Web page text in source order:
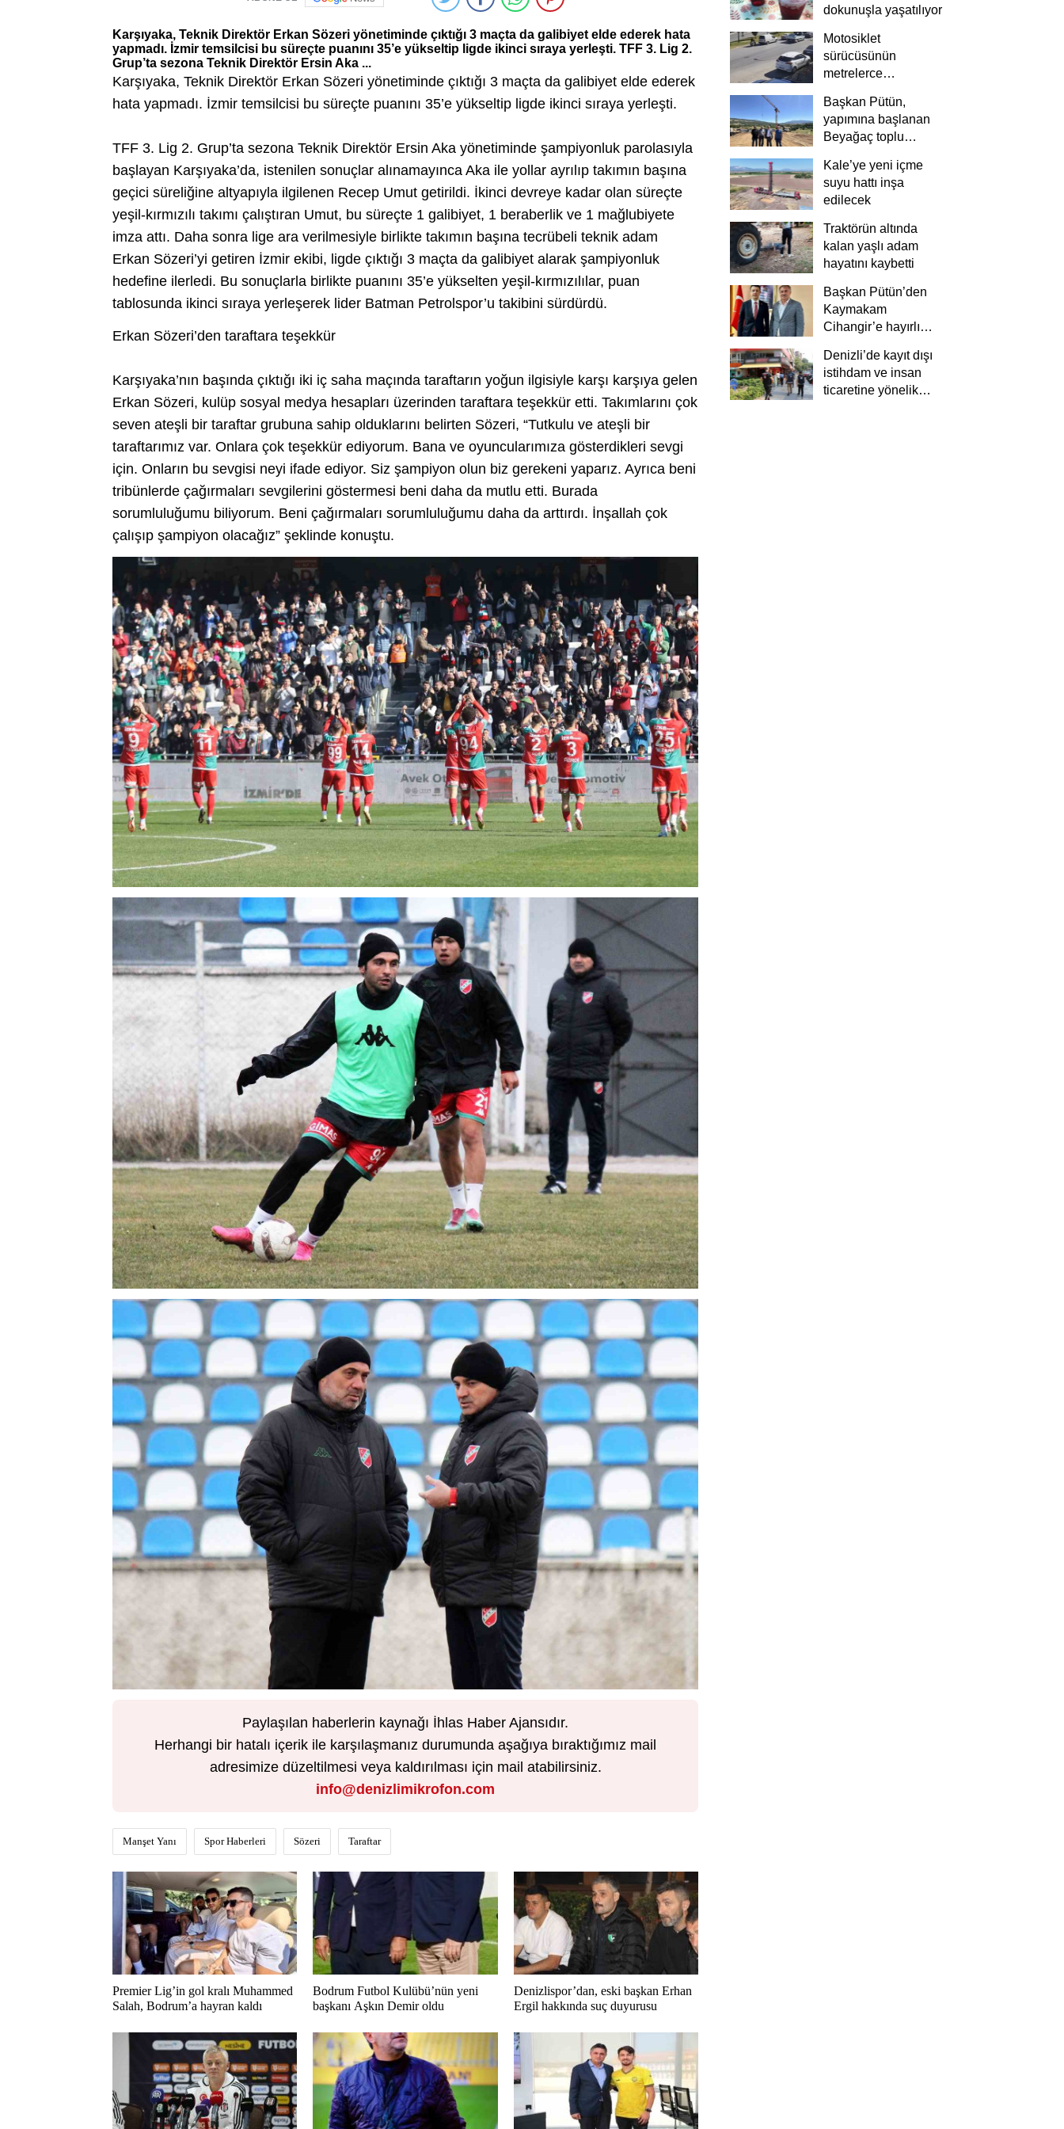
Karşıyaka, Teknik Direktör Erkan Sözeri yönetiminde çıktığı 3 maçta da galibiyet elde ederek hata
yapmadı. İzmir temsilcisi bu süreçte puanını 35’e yükseltip ligde ikinci sıraya yerleşti. TFF 3. Lig 2.
Grup’ta sezona Teknik Direktör Ersin Aka ...
Karşıyaka, Teknik Direktör Erkan Sözeri yönetiminde çıktığı 3 maçta da galibiyet elde ederek
hata yapmadı. İzmir temsilcisi bu süreçte puanını 35’e yükseltip ligde ikinci sıraya yerleşti.
TFF 3. Lig 2. Grup’ta sezona Teknik Direktör Ersin Aka yönetiminde şampiyonluk parolasıyla
başlayan Karşıyaka’da, istenilen sonuçlar alınamayınca Aka ile yollar ayrılıp takımın başına
geçici süreliğine altyapıyla ilgilenen Recep Umut getirildi. İkinci devreye kadar olan süreçte
yeşil-kırmızılı takımı çalıştıran Umut, bu süreçte 1 galibiyet, 1 beraberlik ve 1 mağlubiyete
imza attı. Daha sonra lige ara verilmesiyle birlikte takımın başına tecrübeli teknik adam
Erkan Sözeri’yi getiren İzmir ekibi, ligde çıktığı 3 maçta da galibiyet alarak şampiyonluk
hedefine ilerledi. Bu sonuçlarla birlikte puanını 35’e yükselten yeşil-kırmızılılar, puan
tablosunda ikinci sıraya yerleşerek lider Batman Petrolspor’u takibini sürdürdü.
Erkan Sözeri’den taraftara teşekkür
Karşıyaka’nın başında çıktığı iki iç saha maçında taraftarın yoğun ilgisiyle karşı karşıya gelen
Erkan Sözeri, kulüp sosyal medya hesapları üzerinden taraftara teşekkür etti. Takımlarını çok
seven ateşli bir taraftar grubuna sahip olduklarını belirten Sözeri, “Tutkulu ve ateşli bir
taraftarımız var. Onlara çok teşekkür ediyorum. Bana ve oyuncularımıza gösterdikleri sevgi
için. Onların bu sevgisi neyi ifade ediyor. Siz şampiyon olun biz gerekeni yaparız. Ayrıca beni
tribünlerde çağırmaları sevgilerini göstermesi beni daha da mutlu etti. Burada
sorumluluğumu biliyorum. Beni çağırmaları sorumluluğumu daha da arttırdı. İnşallah çok
çalışıp şampiyon olacağız” şeklinde konuştu.
Paylaşılan haberlerin kaynağı İhlas Haber Ajansıdır.
Herhangi bir hatalı içerik ile karşılaşmanız durumunda aşağıya bıraktığımız mail
adresimize düzeltilmesi veya kaldırılması için mail atabilirsiniz.
info@denizlimikrofon.com
Manşet Yanı Spor Haberleri Sözeri Taraftar
Premier Lig’in gol kralı Muhammed
Salah, Bodrum’a hayran kaldı
Bodrum Futbol Kulübü’nün yeni
başkanı Aşkın Demir oldu
Denizlispor’dan, eski başkan Erhan
Ergil hakkında suç duyurusu
dokunuşla yaşatılıyor
Motosiklet
sürücüsünün
metrelerce
güvenlik
kamerasında
Başkan Pütün,
yapımına başlanan
Beyağaç toplu
Kale’ye yeni içme
suyu hattı inşa
edilecek
Traktörün altında
kalan yaşlı adam
hayatını kaybetti
Başkan Pütün’den
Kaymakam
Cihangir’e hayırlı
Denizli’de kayıt dışı
istihdam ve insan
ticaretine yönelik